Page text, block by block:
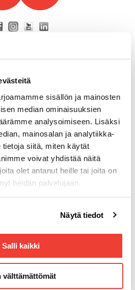
sisällön ja mainosten
median ominaisuuksien
analysoimiseen. Lisäksi
mainosalan ja analytiikka-
tietoja siitä, miten käytät
voivat yhdistää näitä
olet antanut heille tai joita on
heidän palvelujaan.
linkistä.
Näytä tiedot
Salli kaikki
välttämättömät
4
287 4111
4218
8.00–16.00